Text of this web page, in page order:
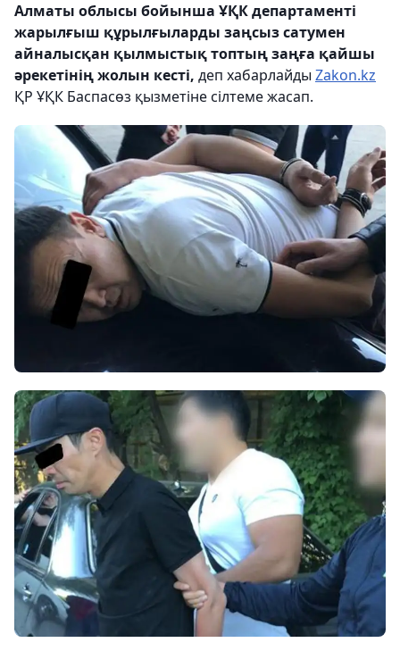
Алматы облысы бойынша ҰҚК департаменті
жарылғыш құрылғыларды заңсыз сатумен
айналысқан қылмыстық топтың заңға қайшы
әрекетінің жолын кесті, деп хабарлайды Zakon.kz
ҚР ҰҚК Баспасөз қызметіне сілтеме жасап.